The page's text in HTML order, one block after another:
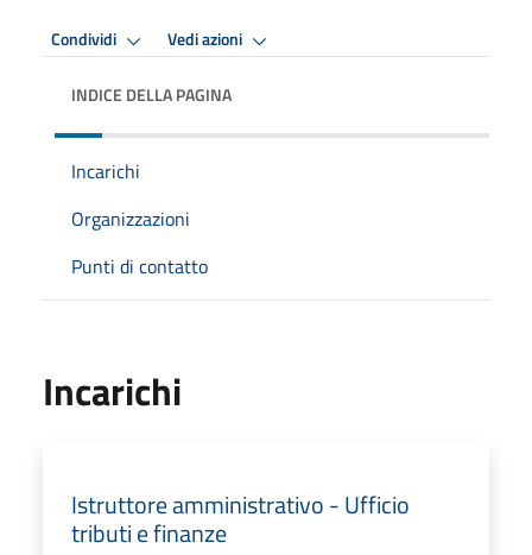
Condividi Premi Invio per attivare. apre menu
Vedi azioni
INDICE DELLA PAGINA
Incarichi
Organizzazioni
Punti di contatto
Incarichi
Istruttore amministrativo - Ufficio
tributi e finanze